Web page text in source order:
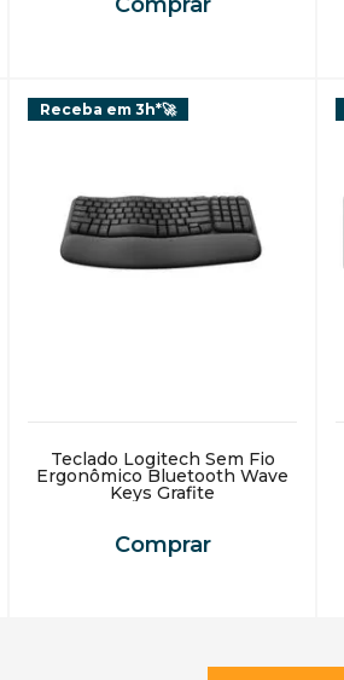
Receba em 3h*🚀
Teclado Logitech Sem Fio
Ergonômico Bluetooth Wave
Keys Grafite
Comprar